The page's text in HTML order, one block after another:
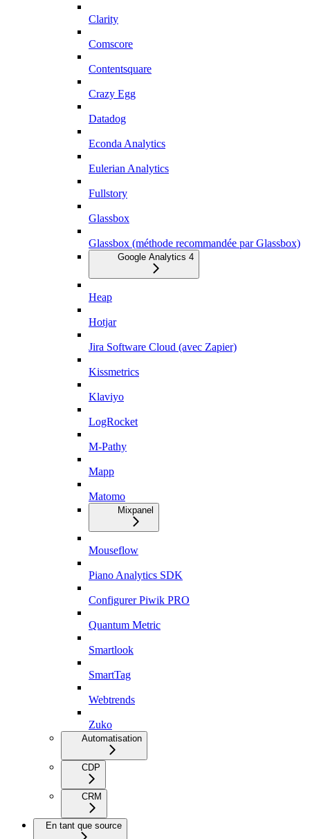
Clarity
Comscore
Contentsquare
Crazy Egg
Datadog
Econda Analytics
Eulerian Analytics
Fullstory
Glassbox
Glassbox (méthode recommandée par Glassbox)
Google Analytics 4
Heap
Hotjar
Jira Software Cloud (avec Zapier)
Kissmetrics
Klaviyo
LogRocket
M-Pathy
Mapp
Matomo
Mixpanel
Mouseflow
Piano Analytics SDK
Configurer Piwik PRO
Quantum Metric
Smartlook
SmartTag
Webtrends
Zuko
Automatisation
CDP
CRM
En tant que source